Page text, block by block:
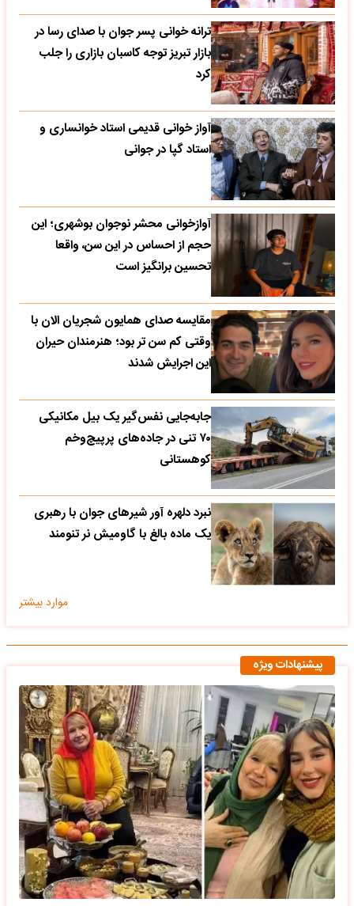
ترانه خوانی پسر جوان با صدای رسا در
بازار تبریز توجه کاسبان بازاری را جلب
کرد
آواز خوانی قدیمی استاد خوانساری و
استاد گپا در جوانی
آوازخوانی محشر نوجوان بوشهری؛ این
حجم از احساس در این سن، واقعا
تحسین‌ برانگیز است
مقایسه صدای همایون شجریان الان با
وقتی کم سن تر بود؛ هنرمندان حیران
این اجرایش شدند
جابه‌جایی نفس‌گیر یک بیل مکانیکی
۷۰ تنی در جاده‌های پرپیچ‌وخم
کوهستانی
نبرد دلهره آور شیرهای جوان با رهبری
یک ماده بالغ با گاومیش نر تنومند
موارد بیشتر
پیشنهادات ویژه